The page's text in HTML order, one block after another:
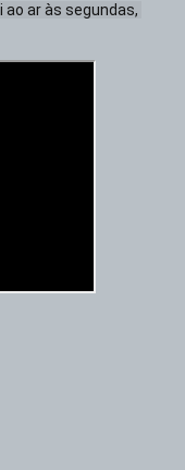
ao ar às segundas,